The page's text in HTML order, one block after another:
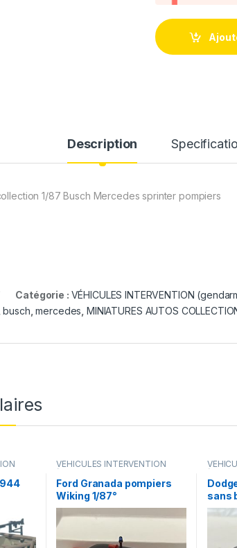
Description
1/87 Busch Mercedes sprinter pompiers
Catégorie : VÉHICULES INTERVENTION
busch,mercedes,MINIATURES AUTOS
police,
VÉHICULES INTERVENTION
(gendarmerie, pompiers, police,
ambulance..)
Ford Granada pompiers
Wiking 1/87°
sans